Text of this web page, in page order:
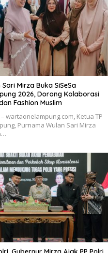
Mirza Buka SiSeSa
2026, Dorong Kolaborasi
Fashion Muslim
wartaonelampung.com, Ketua TP
Purnama Wulan Sari Mirza